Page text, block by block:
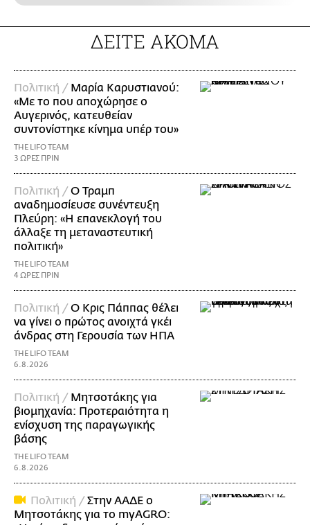
ΔΕΙΤΕ ΑΚΟΜΑ
Πολιτική / Μαρία Καρυστιανού:
«Με το που αποχώρησε ο
Αυγερινός, κατευθείαν
συντονίστηκε κίνημα υπέρ του»
THE LIFO TEAM
3 ΩΡΕΣ ΠΡΙΝ
Πολιτική /Ο Τραμπ
αναδημοσίευσε συνέντευξη
Πλεύρη: «Η επανεκλογή του
άλλαξε τη μεταναστευτική
πολιτική»
THE LIFO TEAM
4 ΩΡΕΣ ΠΡΙΝ
Πολιτική /Ο Κρις Πάππας θέλει
να γίνει ο πρώτος ανοιχτά γκέι
άνδρας στη Γερουσία των ΗΠΑ
THE LIFO TEAM
6.8.2026
Πολιτική / Μητσοτάκης για
βιομηχανία: Προτεραιότητα η
ενίσχυση της παραγωγικής
βάσης
THE LIFO TEAM
6.8.2026
Πολιτική /Στην ΑΑΔΕ ο
Μητσοτάκης για το myAGRO: